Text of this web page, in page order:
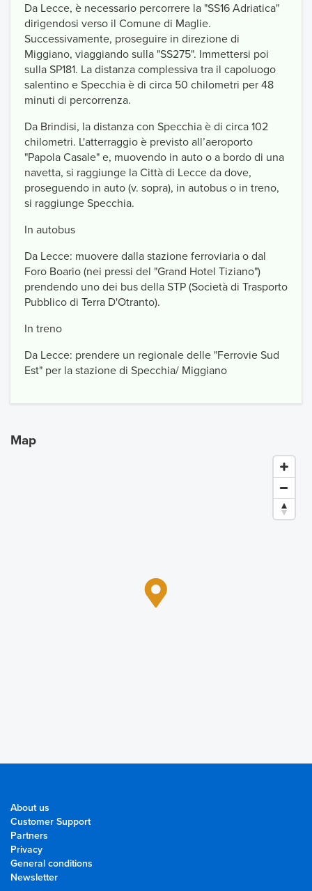
Da Lecce, è necessario percorrere la "SS16 Adriatica"
dirigendosi verso il Comune di Maglie.
Successivamente, proseguire in direzione di
Miggiano, viaggiando sulla "SS275". Immettersi poi
sulla SP181. La distanza complessiva tra il capoluogo
salentino e Specchia è di circa 50 chilometri per 48
minuti di percorrenza.
Da Brindisi, la distanza con Specchia è di circa 102
chilometri. L'atterraggio è previsto all’aeroporto
"Papola Casale" e, muovendo in auto o a bordo di una
navetta, si raggiunge la Città di Lecce da dove,
proseguendo in auto (v. sopra), in autobus o in treno,
si raggiunge Specchia.
In autobus
Da Lecce: muovere dalla stazione ferroviaria o dal
Foro Boario (nei pressi del "Grand Hotel Tiziano")
prendendo uno dei bus della STP (Società di Trasporto
Pubblico di Terra D'Otranto).
In treno
Da Lecce: prendere un regionale delle "Ferrovie Sud
Est" per la stazione di Specchia/ Miggiano
Map
About us
Customer Support
Partners
Privacy
General conditions
Newsletter